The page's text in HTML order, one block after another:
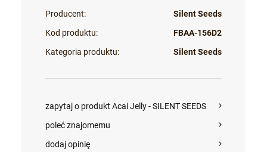
Producent:
Silent Seeds
Kod produktu:
FBAA-156D2
Kategoria produktu:
Silent Seeds
zapytaj o produkt Acai Jelly - SILENT SEEDS
poleć znajomemu
dodaj opinię